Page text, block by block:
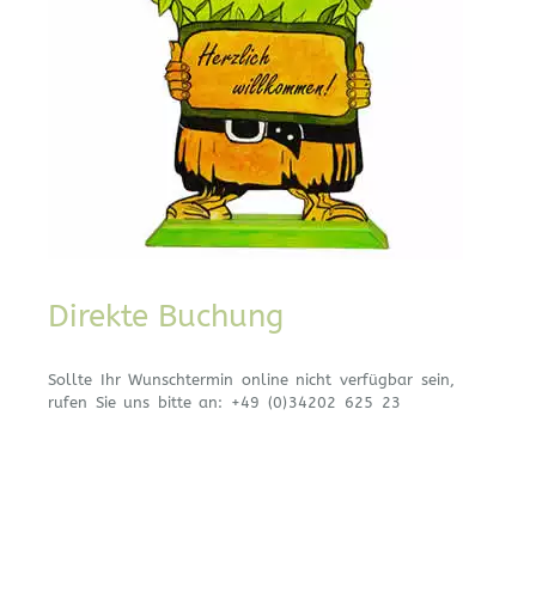
Direkte Buchung
Sollte Ihr Wunschtermin online nicht verfügbar sein,
rufen Sie uns bitte an: +49 (0)34202 625 23